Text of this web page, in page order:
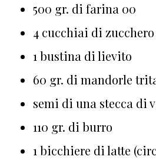
500 gr. di farina 00
4 cucchiai di
1 bustina di lievito
60 gr. di mandorle
semi di una stecca di
110 gr. di burro
1 bicchiere di latte